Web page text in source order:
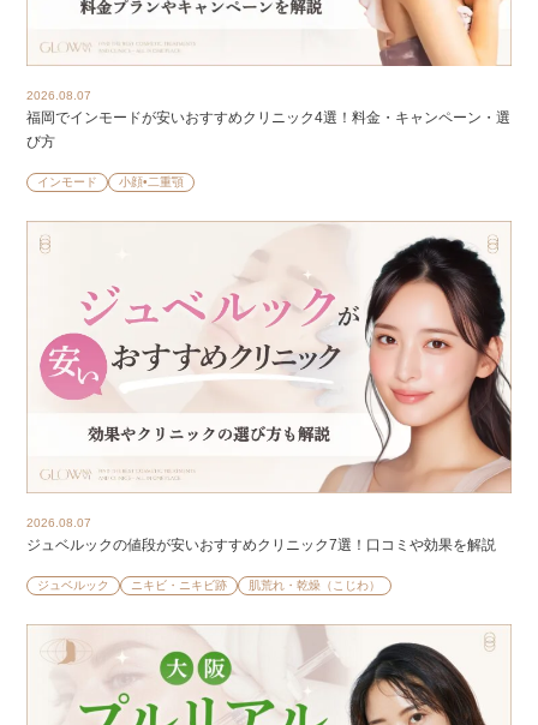
2026.08.07
福岡でインモードが安いおすすめクリニック4選！料金・キャンペーン・選
び方
インモード 小顔•二重顎
2026.08.07
ジュベルックの値段が安いおすすめクリニック7選！口コミや効果を解説
ジュベルック ニキビ・ニキビ跡 肌荒れ・乾燥（こじわ）